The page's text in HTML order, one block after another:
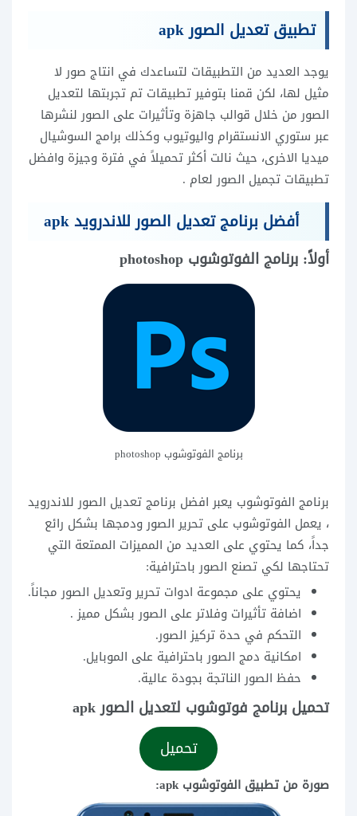
تطبيق تعديل الصور apk
يوجد العديد من التطبيقات لتساعدك في انتاج صور لا
مثيل لها، لكن قمنا بتوفير تطبيقات تم تجربتها لتعديل
الصور من خلال قوالب جاهزة وتأثيرات على الصور لنشرها
عبر ستوري الانستقرام واليوتيوب وكذلك برامج السوشيال
ميديا الاخرى، حيث نالت أكثر تحميلاً في فترة وجيزة وافضل
تطبيقات تجميل الصور لعام .
أفضل برنامج تعديل الصور للاندرويد apk
أولاً: برنامج الفوتوشوب photoshop
برنامج الفوتوشوب photoshop
برنامج الفوتوشوب يعبر افضل برنامج تعديل الصور للاندرويد
، يعمل الفوتوشوب على تحرير الصور ودمجها بشكل رائع
جداً، كما يحتوي على العديد من المميزات الممتعة التي
تحتاجها لكي تصنع الصور باحترافية:
يحتوي على مجموعة ادوات تحرير وتعديل الصور مجاناً.
اضافة تأثيرات وفلاتر على الصور بشكل مميز .
التحكم في حدة تركيز الصور.
امكانية دمج الصور باحترافية على الموبايل.
حفظ الصور الناتجة بجودة عالية.
تحميل برنامج فوتوشوب لتعديل الصور apk
تحميل
صورة من تطبيق الفوتوشوب apk: